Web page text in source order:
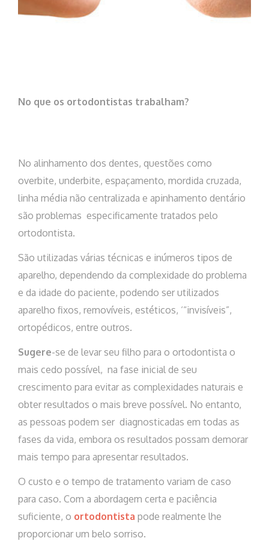
No que os ortodontistas trabalham?
No alinhamento dos dentes, questões como
overbite, underbite, espaçamento, mordida cruzada,
linha média não centralizada e apinhamento dentário
são problemas especificamente tratados pelo
ortodontista.
São utilizadas várias técnicas e inúmeros tipos de
aparelho, dependendo da complexidade do problema
e da idade do paciente, podendo ser utilizados
aparelho fixos, removíveis, estéticos, ‘“invisíveis”,
ortopédicos, entre outros.
Sugere-se de levar seu filho para o ortodontista o
mais cedo possível, na fase inicial de seu
crescimento para evitar as complexidades naturais e
obter resultados o mais breve possível. No entanto,
as pessoas podem ser diagnosticadas em todas as
fases da vida, embora os resultados possam demorar
mais tempo para apresentar resultados.
O custo e o tempo de tratamento variam de caso
para caso. Com a abordagem certa e paciência
suficiente, o ortodontista pode realmente lhe
proporcionar um belo sorriso.